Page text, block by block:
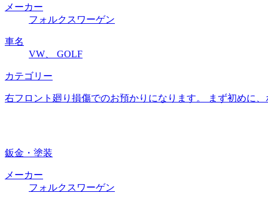
メーカー
フォルクスワーゲン
車名
VW、 GOLF
カテゴリー
右フロント廻り損傷でのお預かりになります。 まず初めに
鈑金・塗装
メーカー
フォルクスワーゲン